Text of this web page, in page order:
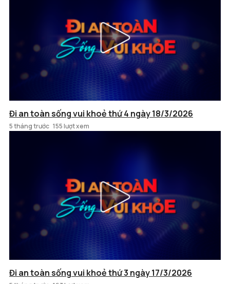
Đi an toàn sống vui khoẻ thứ 4 ngày 18/3/2026
5 tháng trước 155 lượt xem
Đi an toàn sống vui khoẻ thứ 3 ngày 17/3/2026